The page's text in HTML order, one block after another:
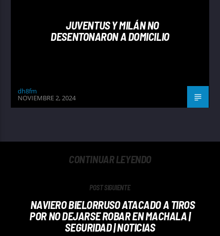
JUVENTUS Y MILÁN NO
DESENTONARON A DOMICILIO
dh8fm
NOVIEMBRE 2, 2024
CONTINUAR LEYENDO
POST SIGUIENTE
NAVIERO BIELORRUSO ATACADO A TIROS
POR NO DEJARSE ROBAR EN MACHALA |
SEGURIDAD | NOTICIAS